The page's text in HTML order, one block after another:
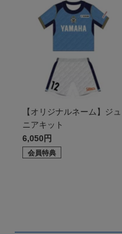
【オリジナルネーム】ジュ
ニアキット
6,050円
会員特典